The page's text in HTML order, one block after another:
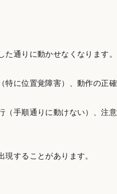
通りに動かせなくなります。
に位置覚障害）、動作の正確
手順通りに動けない）、注
することがあります。